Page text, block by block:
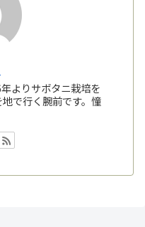
よりサボタニ栽培を
で行く腕前です。憧